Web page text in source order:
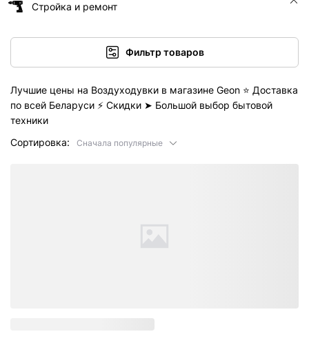
Стройка и ремонт
Фильтр товаров
Лучшие цены на Воздуходувки в магазине Geon ⭐️ Доставка
по всей Беларуси ⚡ Скидки ➤ Большой выбор бытовой
техники
Сортировка:
Сначала популярные